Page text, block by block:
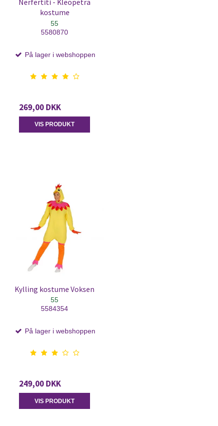
Nerfertiti - Kleopetra
kostume
55
5580870
På lager i webshoppen
269,00 DKK
VIS PRODUKT
Kylling kostume Voksen
55
5584354
På lager i webshoppen
249,00 DKK
VIS PRODUKT